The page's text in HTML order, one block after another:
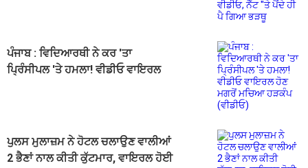
ਪੰਜਾਬ : ਵਿਦਿਆਰਥੀ ਨੇ ਕਰ 'ਤਾ
ਪ੍ਰਿੰਸੀਪਲ 'ਤੇ ਹਮਲਾ! ਵੀਡੀਓ ਵਾਇਰਲ
ਪੁਲਸ ਮੁਲਾਜ਼ਮ ਨੇ ਹੋਟਲ ਚਲਾਉਣ ਵਾਲੀਆਂ
2 ਭੈਣਾਂ ਨਾਲ ਕੀਤੀ ਕੁੱਟਮਾਰ, ਵਾਇਰਲ ਹੋਈ